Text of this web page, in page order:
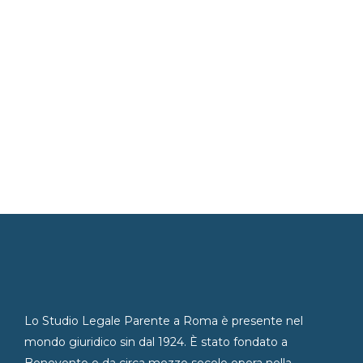
Lo Studio Legale Parente a Roma è presente nel
mondo giuridico sin dal 1924. È stato fondato a